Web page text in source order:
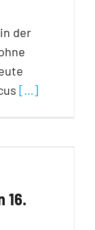
der
[…]
16.